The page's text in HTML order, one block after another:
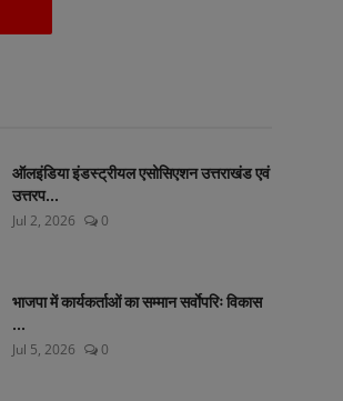
ऑलइंडिया इंडस्ट्रीयल एसोसिएशन उत्तराखंड एवं
उत्तरप...
Jul 2, 2026
0
भाजपा में कार्यकर्ताओं का सम्मान सर्वाेपरिः विकास
...
Jul 5, 2026
0